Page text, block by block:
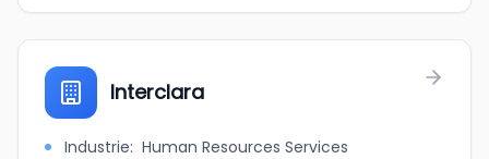
Interclara
Industrie: Human Resources Services